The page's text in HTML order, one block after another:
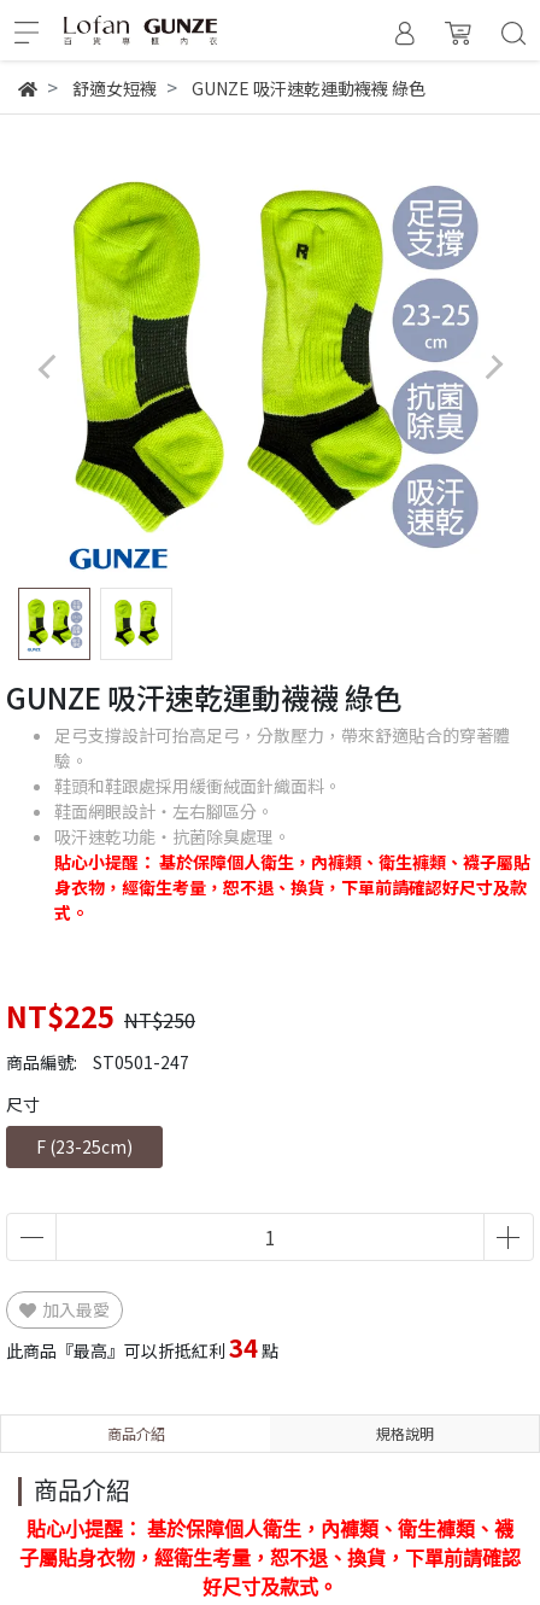
舒適女短襪 GUNZE 吸汗速乾運動襪襪 綠色
GUNZE 吸汗速乾運動襪襪 綠色
足弓支撐設計可抬高足弓，分散壓力，帶來舒適貼合的穿著體
驗。
鞋頭和鞋跟處採用緩衝絨面針織面料。
鞋面網眼設計・左右腳區分。
吸汗速乾功能・抗菌除臭處理。
貼心小提醒： 基於保障個人衛生，內褲類、衛生褲類、襪子屬貼
身衣物，經衛生考量，恕不退、換貨，下單前請確認好尺寸及款
式。
NT$225 NT$250
商品編號:
ST0501-247
尺寸
F (23-25cm)
加入最愛
此商品『最高』可以折抵紅利 34點
商品介紹 規格說明
商品介紹
貼心小提醒： 基於保障個人衛生，內褲類、衛生褲類、襪
子屬貼身衣物，經衛生考量，恕不退、換貨，下單前請確認
好尺寸及款式。